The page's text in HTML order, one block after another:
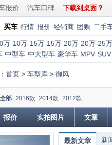
报价 汽车口碑 下载到桌面？
买车 行情 报价 经销商 团购 二手
万 10万-15万 15万-20万 20万-25万
中型车 中大型车 豪华车 MPV SUV
首页 > 车型库 > 御风
全部 2016款 2014款 2012款
报价 实拍图片 文章
最新文章 新